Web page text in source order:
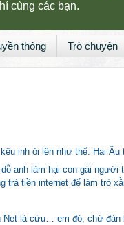
cùng các bạn.
thông Trò chuyện
inh ỏi lên như thế. Hai Ẩu
anh làm hại con gái
trả tiền internet để làm trò
Net là cứu… em đó, chứ đàn